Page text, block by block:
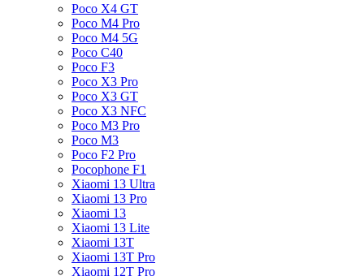
Poco X4 GT
Poco M4 Pro
Poco M4 5G
Poco C40
Poco F3
Poco X3 Pro
Poco X3 GT
Poco X3 NFC
Poco M3 Pro
Poco M3
Poco F2 Pro
Pocophone F1
Xiaomi 13 Ultra
Xiaomi 13 Pro
Xiaomi 13
Xiaomi 13 Lite
Xiaomi 13T
Xiaomi 13T Pro
Xiaomi 12T Pro